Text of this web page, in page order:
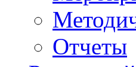
Отчеты